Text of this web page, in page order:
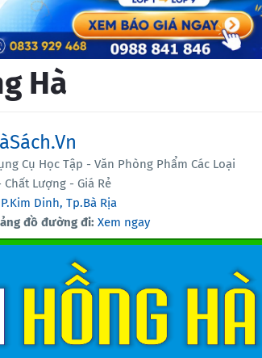
Hà
Cụ Học Tập - Văn Phòng Phẩm Các Loại
Lượng - Giá Rẻ
Dinh, Tp.Bà Rịa
đồ đường đi: Xem ngay